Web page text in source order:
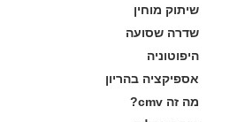
שיתוק מוחין
שדרה שסועה
היפוטוניה
אספיקציה בהריון
מה זה cmv?